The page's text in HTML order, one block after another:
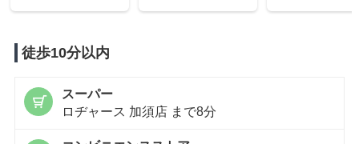
徒歩10分以内
スーパー
ロヂャース 加須店 まで8分